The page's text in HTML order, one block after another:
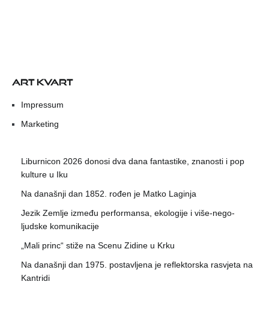
ART KVART
Impressum
Marketing
Liburnicon 2026 donosi dva dana fantastike, znanosti i pop
kulture u Iku
Na današnji dan 1852. rođen je Matko Laginja
Jezik Zemlje između performansa, ekologije i više-nego-
ljudske komunikacije
„Mali princ“ stiže na Scenu Zidine u Krku
Na današnji dan 1975. postavljena je reflektorska rasvjeta na
Kantridi